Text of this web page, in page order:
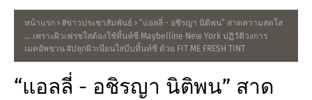
หน้าแรก #ข่าวประชาสัมพันธ์
“แอลลี่ - อชิรญา นิติพน” สาดความสดใส
… เพราะผิวเฟรชใสต้องใช้ทิ้นท์ซี Maybelline New York ปฏิวัติวงการ
เมคอัพชวน #ปลุกผิวเนียนใสบีบทิ้นท์ซี ด้วย FIT ME FRESH TINT
“แอลลี่ - อชิรญา นิติพน” สาด